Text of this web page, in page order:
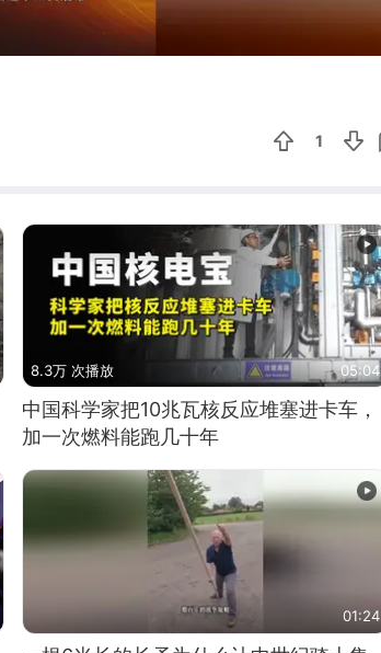
1
8.3万 次播放 05:04
中国科学家把10兆瓦核反应堆塞进卡车，
加一次燃料能跑几十年
01:24